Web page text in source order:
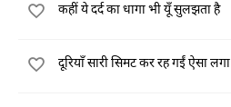
कहीं ये दर्द का धागा भी यूँ सुलझता है
दूरियाँ सारी सिमट कर रह गईं ऐसा लगा